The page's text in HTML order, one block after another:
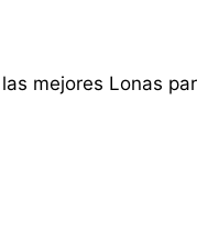
mejores Lonas